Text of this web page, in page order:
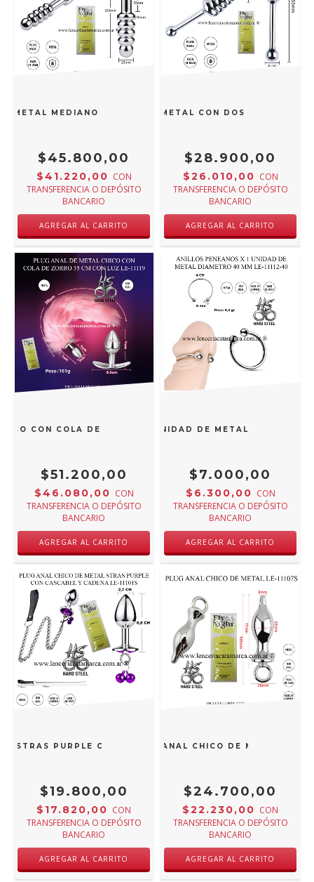
METAL MEDIANO DOBLE PUNTA LE-11071
$45.800,00
$41.220,00 CON
TRANSFERENCIA O DEPÓSITO
BANCARIO
SSA PLUG ANAL MEDIANO DE METAL CON DOS PUNTAS
$28.900,00
$26.010,00 CON
TRANSFERENCIA O DEPÓSITO
BANCARIO
CON COLA DE ZORRO 35 CM CON LUZ LE-11119
$51.200,00
$46.080,00 CON
TRANSFERENCIA O DEPÓSITO
BANCARIO
SSA ANILLOS PENEANOS X 1 UNIDAD DE METAL DIAMETRO
$7.000,00
$6.300,00 CON
TRANSFERENCIA O DEPÓSITO
BANCARIO
STRAS PURPLE CON CASCABEL Y CADENA LE-11101S
$19.800,00
$17.820,00 CON
TRANSFERENCIA O DEPÓSITO
BANCARIO
INFARTA PLUG ANAL CHICO DE METAL LE-
$24.700,00
$22.230,00 CON
TRANSFERENCIA O DEPÓSITO
BANCARIO